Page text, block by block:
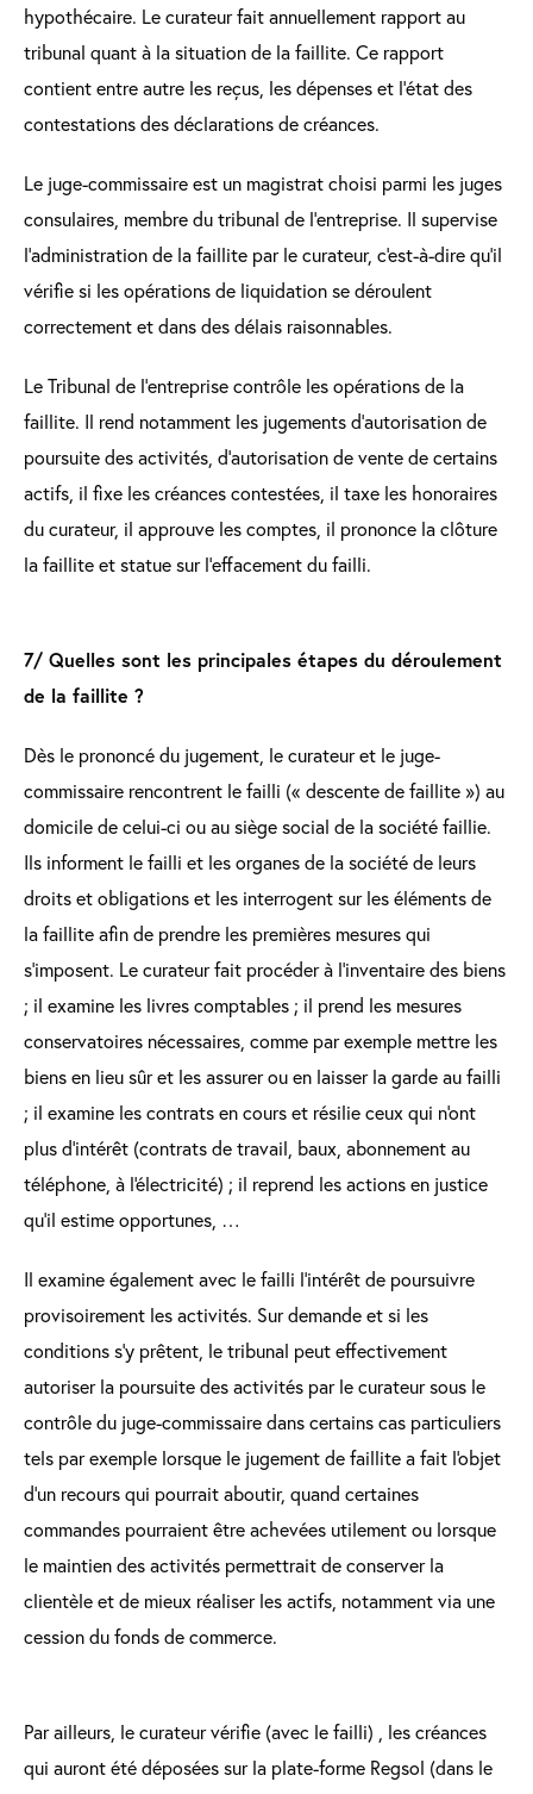
hypothécaire. Le curateur fait annuellement rapport au
tribunal quant à la situation de la faillite. Ce rapport
contient entre autre les reçus, les dépenses et l’état des
contestations des déclarations de créances.
Le juge-commissaire est un magistrat choisi parmi les juges
consulaires, membre du tribunal de l’entreprise. Il supervise
l'administration de la faillite par le curateur, c'est-à-dire qu'il
vérifie si les opérations de liquidation se déroulent
correctement et dans des délais raisonnables.
Le Tribunal de l’entreprise contrôle les opérations de la
faillite. Il rend notamment les jugements d'autorisation de
poursuite des activités, d'autorisation de vente de certains
actifs, il fixe les créances contestées, il taxe les honoraires
du curateur, il approuve les comptes, il prononce la clôture
la faillite et statue sur l’effacement du failli.
7/ Quelles sont les principales étapes du déroulement
de la faillite ?
Dès le prononcé du jugement, le curateur et le juge-
commissaire rencontrent le failli (« descente de faillite ») au
domicile de celui-ci ou au siège social de la société faillie.
Ils informent le failli et les organes de la société de leurs
droits et obligations et les interrogent sur les éléments de
la faillite afin de prendre les premières mesures qui
s’imposent. Le curateur fait procéder à l'inventaire des biens
; il examine les livres comptables ; il prend les mesures
conservatoires nécessaires, comme par exemple mettre les
biens en lieu sûr et les assurer ou en laisser la garde au failli
; il examine les contrats en cours et résilie ceux qui n'ont
plus d'intérêt (contrats de travail, baux, abonnement au
téléphone, à l'électricité) ; il reprend les actions en justice
qu’il estime opportunes, …
Il examine également avec le failli l'intérêt de poursuivre
provisoirement les activités. Sur demande et si les
conditions s'y prêtent, le tribunal peut effectivement
autoriser la poursuite des activités par le curateur sous le
contrôle du juge-commissaire dans certains cas particuliers
tels par exemple lorsque le jugement de faillite a fait l'objet
d'un recours qui pourrait aboutir, quand certaines
commandes pourraient être achevées utilement ou lorsque
le maintien des activités permettrait de conserver la
clientèle et de mieux réaliser les actifs, notamment via une
cession du fonds de commerce.
Par ailleurs, le curateur vérifie (avec le failli) , les créances
qui auront été déposées sur la plate-forme Regsol (dans le